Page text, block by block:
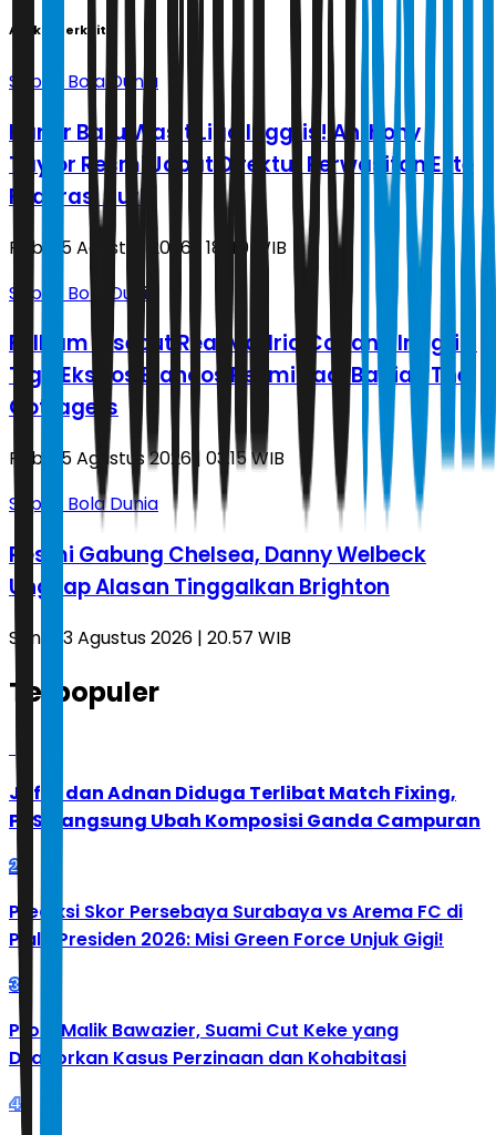
Artikel Terkait
Sepak Bola Dunia
Karier Baru Wasit Liga Inggris! Anthony
Taylor Resmi Jabat Direktur Perwasitan Elite
Federasi Turki
Rabu, 5 Agustus 2026 | 18.40 WIB
Sepak Bola Dunia
Fulham Disebut Real Madrid Cabang Inggris,
Tiga Eks Los Blancos Resmi Jadi Bagian The
Cottagers
Rabu, 5 Agustus 2026 | 03.15 WIB
Sepak Bola Dunia
Resmi Gabung Chelsea, Danny Welbeck
Ungkap Alasan Tinggalkan Brighton
Senin, 3 Agustus 2026 | 20.57 WIB
Terpopuler
Jafar dan Adnan Diduga Terlibat Match Fixing,
PBSI Langsung Ubah Komposisi Ganda Campuran
2
Prediksi Skor Persebaya Surabaya vs Arema FC di
Piala Presiden 2026: Misi Green Force Unjuk Gigi!
3
Profil Malik Bawazier, Suami Cut Keke yang
Dilaporkan Kasus Perzinaan dan Kohabitasi
4